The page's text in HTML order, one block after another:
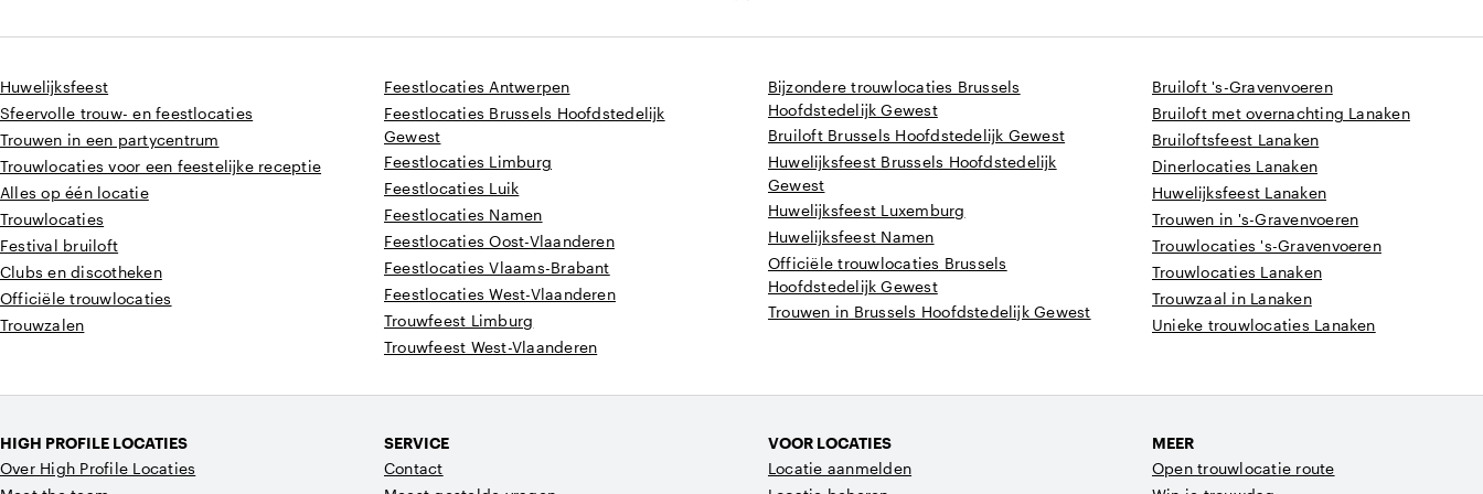
Huwelijksfeest
Sfeervolle trouw- en feestlocaties
Trouwen in een partycentrum
Trouwlocaties voor een feestelijke receptie
Alles op één locatie
Trouwlocaties
Festival bruiloft
Clubs en discotheken
Officiële trouwlocaties
Trouwzalen
Feestlocaties Antwerpen
Feestlocaties Brussels Hoofdstedelijk
Gewest
Feestlocaties Limburg
Feestlocaties Luik
Feestlocaties Namen
Feestlocaties Oost-Vlaanderen
Feestlocaties Vlaams-Brabant
Feestlocaties West-Vlaanderen
Trouwfeest Limburg
Trouwfeest West-Vlaanderen
Bijzondere trouwlocaties Brussels
Hoofdstedelijk Gewest
Bruiloft Brussels Hoofdstedelijk Gewest
Huwelijksfeest Brussels Hoofdstedelijk
Gewest
Huwelijksfeest Luxemburg
Huwelijksfeest Namen
Officiële trouwlocaties Brussels
Hoofdstedelijk Gewest
Trouwen in Brussels Hoofdstedelijk Gewest
Bruiloft 's-Gravenvoeren
Bruiloft met overnachting Lanaken
Bruiloftsfeest Lanaken
Dinerlocaties Lanaken
Huwelijksfeest Lanaken
Trouwen in 's-Gravenvoeren
Trouwlocaties 's-Gravenvoeren
Trouwlocaties Lanaken
Trouwzaal in Lanaken
Unieke trouwlocaties Lanaken
HIGH PROFILE LOCATIES
Over High Profile Locaties
SERVICE
Contact
VOOR LOCATIES
Locatie aanmelden
MEER
Open trouwlocatie route